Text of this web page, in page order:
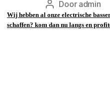
Door admin
Wij hebben al onze electrische
schaffen? kom dan nu langs en